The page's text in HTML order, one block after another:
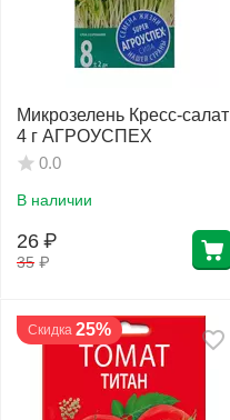
Фитолампы
Микрозелень Кресс-салат
4 г АГРОУСПЕХ
0.0
В наличии
35 ₽
26 ₽
Скидка 25%